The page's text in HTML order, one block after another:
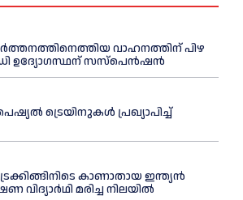
വാഹനത്തിന് പിഴ
ഉദ്യോഗസ്ഥന് സസ്പെൻഷൻ
ട്രെയിനുകള്‍ പ്രഖ്യാപിച്ച്‌
കാണാതായ ഇന്ത്യൻ
മരിച്ച നിലയില്‍